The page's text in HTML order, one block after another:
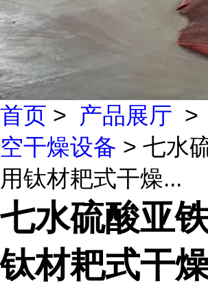
首页 > 产品展厅 >
空干燥设备 > 七水
用钛材耙式干燥...
七水硫酸亚
钛材耙式干